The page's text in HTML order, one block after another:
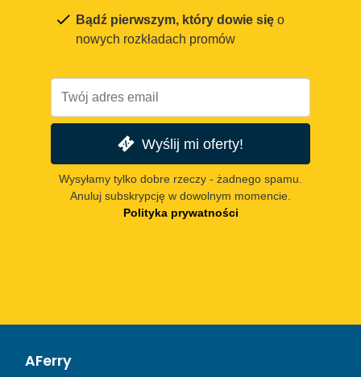
Bądź pierwszym, który dowie się o
nowych rozkładach promów
Wyślij mi oferty!
Wysyłamy tylko dobre rzeczy - żadnego spamu.
Anuluj subskrypcję w dowolnym momencie.
Polityka prywatności
AFerry